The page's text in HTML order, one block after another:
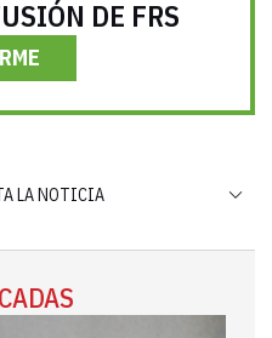
DE FRS
LA NOTICIA